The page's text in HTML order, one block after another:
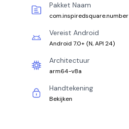
Pakket Naam
com.inspiredsquare.number
Vereist Android
Android 7.0+ (N, API 24)
Architectuur
arm64-v8a
Handtekening
Bekijken